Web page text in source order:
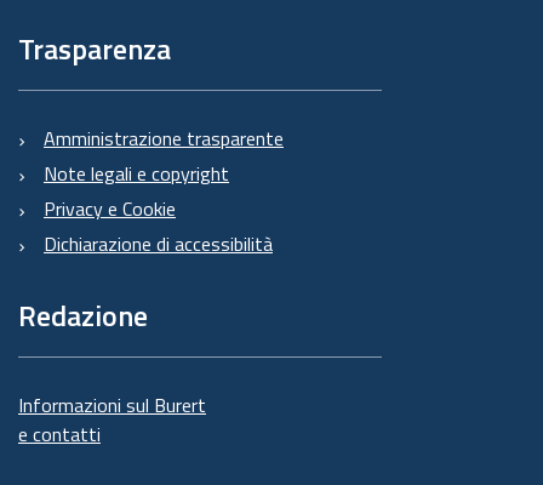
Trasparenza
Amministrazione trasparente
Note legali e copyright
Privacy e Cookie
Dichiarazione di accessibilità
Redazione
Informazioni sul Burert
e contatti